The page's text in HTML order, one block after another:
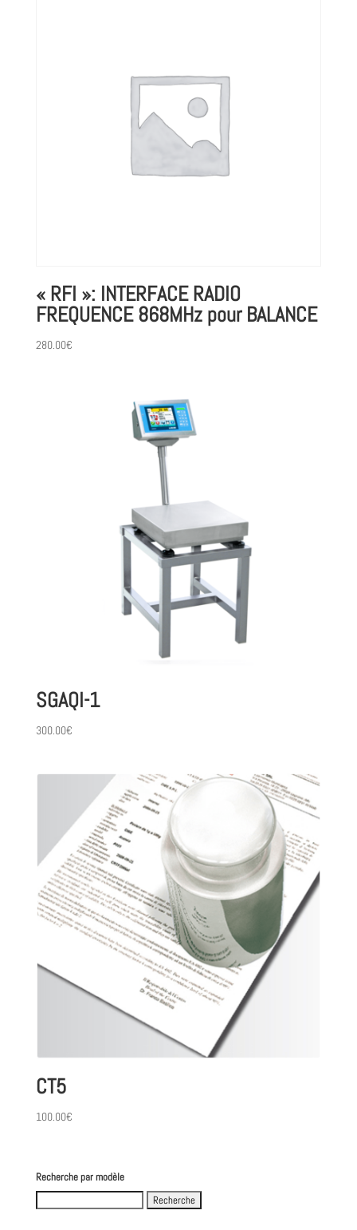
« RFI »: INTERFACE RADIO
FREQUENCE 868MHz pour BALANCE
280.00€
SGAQI-1
300.00€
CT5
100.00€
Recherche par modèle